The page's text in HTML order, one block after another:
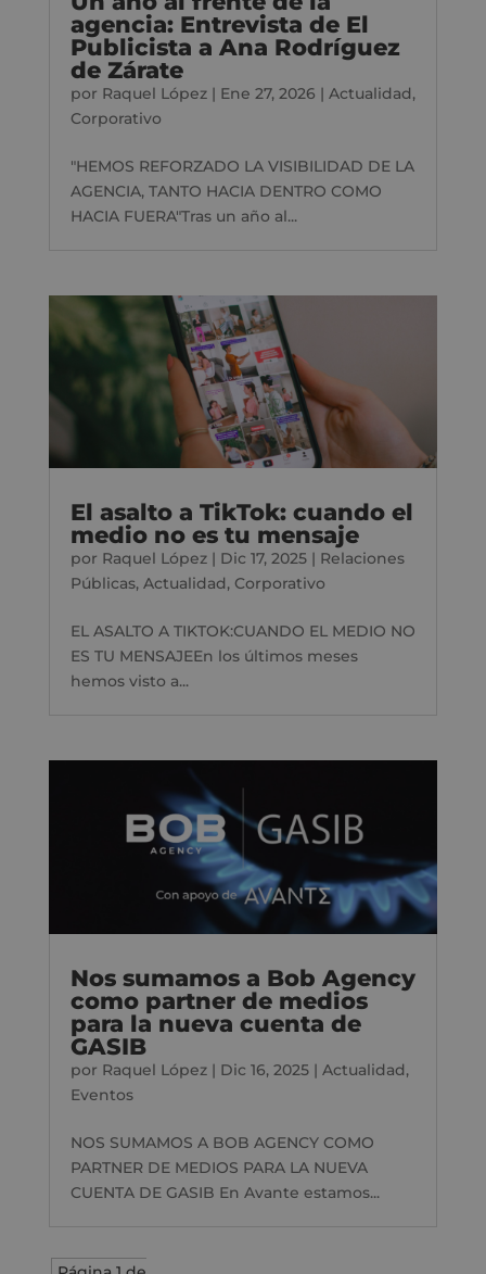
agencia: Entrevista de El
Publicista a Ana Rodríguez
de Zárate
por Raquel López| Ene 27, 2026 | Actualidad,
Corporativo
"HEMOS REFORZADO LA VISIBILIDAD DE LA
AGENCIA, TANTO HACIA DENTRO COMO
HACIA FUERA"Tras un año al...
El asalto a TikTok: cuando el
medio no es tu mensaje
por Raquel López| Dic 17, 2025| Relaciones
Públicas, Actualidad, Corporativo
EL ASALTO A TIKTOK:CUANDO EL MEDIO NO
ES TU MENSAJEEn los últimos meses
hemos visto a...
Nos sumamos a Bob Agency
como partner de medios
para la nueva cuenta de
GASIB
por Raquel López| Dic 16, 2025| Actualidad,
Eventos
NOS SUMAMOS A BOB AGENCY COMO
PARTNER DE MEDIOS PARA LA NUEVA
CUENTA DE GASIB En Avante estamos...